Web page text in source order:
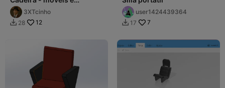
eletrodomésticos
3XTcinho
 28 12
user1424439364
 17 7